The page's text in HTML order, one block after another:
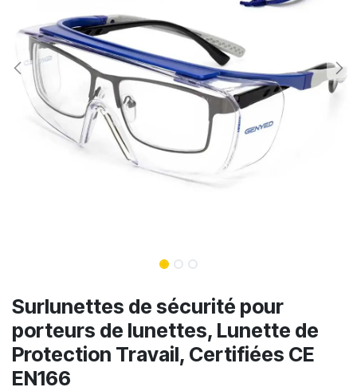
Surlunettes de sécurité pour
porteurs de lunettes, Lunette de
Protection Travail, Certifiées CE
EN166